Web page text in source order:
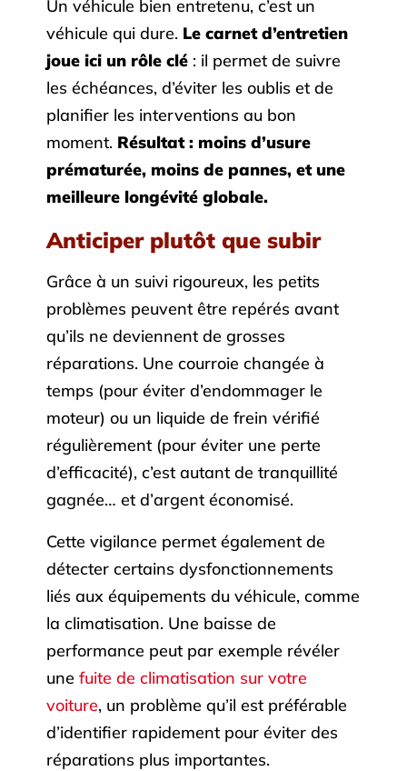
Un véhicule bien entretenu, c’est un
véhicule qui dure. Le carnet d’entretien
joue ici un rôle clé : il permet de suivre
les échéances, d’éviter les oublis et de
planifier les interventions au bon
moment. Résultat : moins d’usure
prématurée, moins de pannes, et une
meilleure longévité globale.
Anticiper plutôt que subir
Grâce à un suivi rigoureux, les petits
problèmes peuvent être repérés avant
qu’ils ne deviennent de grosses
réparations. Une courroie changée à
temps (pour éviter d’endommager le
moteur) ou un liquide de frein vérifié
régulièrement (pour éviter une perte
d’efficacité), c’est autant de tranquillité
gagnée… et d’argent économisé.
Cette vigilance permet également de
détecter certains dysfonctionnements
liés aux équipements du véhicule, comme
la climatisation. Une baisse de
performance peut par exemple révéler
une fuite de climatisation sur votre
voiture, un problème qu’il est préférable
d’identifier rapidement pour éviter des
réparations plus importantes.